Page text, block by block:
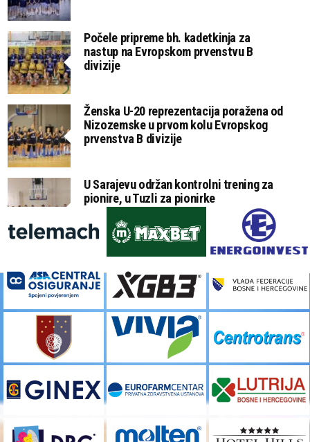
Počele pripreme bh. kadetkinja za
nastup na Evropskom prvenstvu B
divizije
Ženska U-20 reprezentacija poražena od
Nizozemske u prvom kolu Evropskog
prvenstva B divizije
U Sarajevu održan kontrolni trening za
pionire, u Tuzli za pionirke